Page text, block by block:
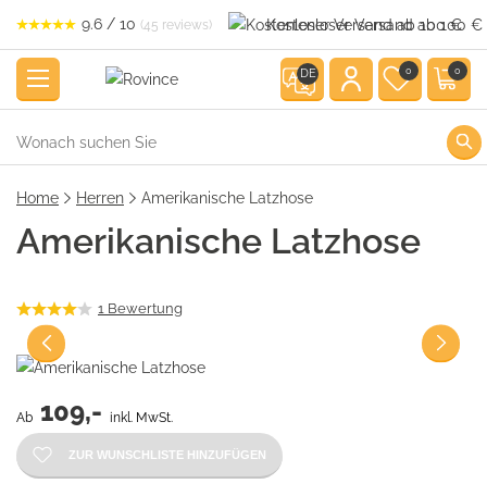
9.6 / 10 (45 reviews) Kostenloser Versand ab 100 €
DE 0 0
Home Herren Amerikanische Latzhose
Amerikanische Latzhose
1 Bewertung
Ab 109,- inkl. MwSt.
ZUR WUNSCHLISTE HINZUFÜGEN